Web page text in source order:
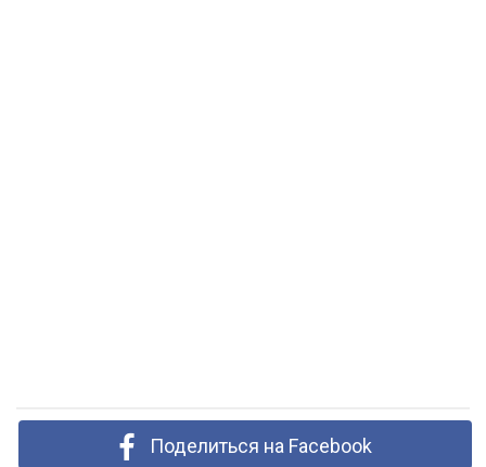
Поделиться на Facebook